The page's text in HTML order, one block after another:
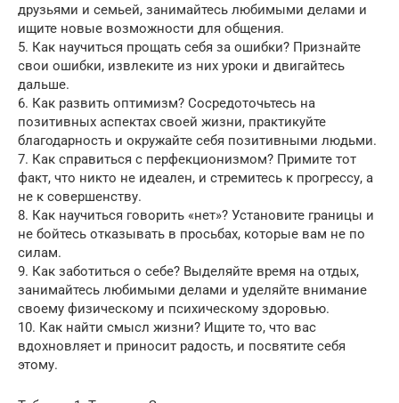
друзьями и семьей, занимайтесь любимыми делами и
ищите новые возможности для общения.
5. Как научиться прощать себя за ошибки? Признайте
свои ошибки, извлеките из них уроки и двигайтесь
дальше.
6. Как развить оптимизм? Сосредоточьтесь на
позитивных аспектах своей жизни, практикуйте
благодарность и окружайте себя позитивными людьми.
7. Как справиться с перфекционизмом? Примите тот
факт, что никто не идеален, и стремитесь к прогрессу, а
не к совершенству.
8. Как научиться говорить «нет»? Установите границы и
не бойтесь отказывать в просьбах, которые вам не по
силам.
9. Как заботиться о себе? Выделяйте время на отдых,
занимайтесь любимыми делами и уделяйте внимание
своему физическому и психическому здоровью.
10. Как найти смысл жизни? Ищите то, что вас
вдохновляет и приносит радость, и посвятите себя
этому.